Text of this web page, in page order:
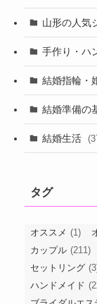
山形の人気
手作り・ハ
結婚指輪・
結婚準備の
結婚生活
タグ
オススメ (1)
カップル (211)
セットリング
ハンドメイド